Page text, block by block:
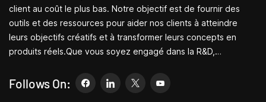
client au coût le plus bas. Notre objectif est de fournir des
outils et des ressources pour aider nos clients à atteindre
leurs objectifs créatifs et à transformer leurs concepts en
produits réels.Que vous soyez engagé dans la R&D,
entrepreneur créatif, les petites machines-outils de Bite
peuvent vous permettre de répondre à vos besoins plus
Follows On: